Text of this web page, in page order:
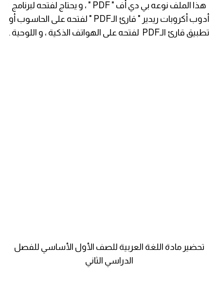
هذا الملف نوعه بي دي أف " PDF " ، و يحتاج لفتحه لبرنامج
أدوب أكروبات ريدير " قارئ الـPDF " لفتحه على الحاسوب أو
تطبيق قارئ الـPDF لفتحه على الهواتف الذكية ، و اللوحية .
تحضير مادة اللغة العربية للصف الأول الأساسي للفصل
الدراسي الثاني